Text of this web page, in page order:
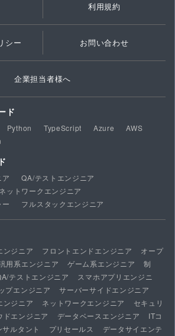
利用規約
シー お問い合わせ
企業担当者様へ
ド
Python TypeScript Azure
AWS
QA/テストエンジニア
ネットワークエンジニア
フルスタックエンジニア
ンジニア フロントエンドエンジニア
オープ
用系エンジニア ゲーム系エンジニア
制
テストエンジニア
スマホアプリエンジニ
プエンジニア
サーバーサイドエンジニア
ンジニア ネットワークエンジニア
セキュリ
ドエンジニア データベースエンジニア
ITコ
サルタント プリセールス
データサイエンテ